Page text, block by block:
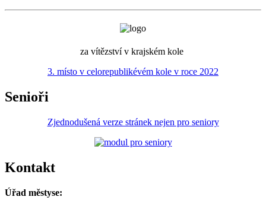
za vítězství v krajském kole
3. místo v celorepublikévém kole v roce 2022
Senioři
Zjednodušená verze stránek nejen pro seniory
Kontakt
Úřad městyse: